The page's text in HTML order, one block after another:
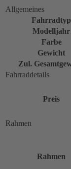
Allgemeines
Fahrradtyp
Modelljahr
Farbe
Gewicht
Zul.
Fahrraddetails
Preis
Rahmen
Rahmen